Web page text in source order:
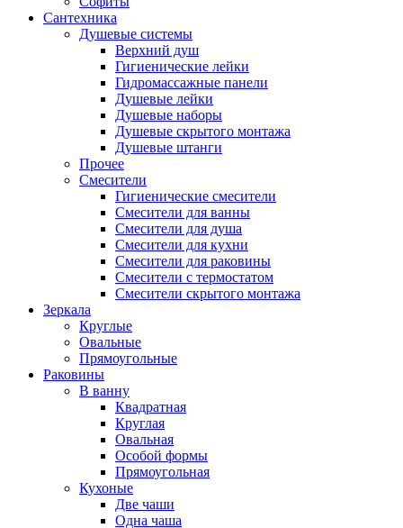
Сантехника
Душевые системы
Верхний душ
Гигиенические лейки
Гидромассажные панели
Душевые лейки
Душевые наборы
Душевые скрытого монтажа
Душевые штанги
Прочее
Смесители
Гигиенические смесители
Смесители для ванны
Смесители для душа
Смесители для кухни
Смесители для раковины
Смесители с термостатом
Смесители скрытого монтажа
Зеркала
Круглые
Овальные
Прямоугольные
Раковины
В ванну
Квадратная
Круглая
Овальная
Особой формы
Прямоугольная
Кухоные
Две чаши
Одна чаша